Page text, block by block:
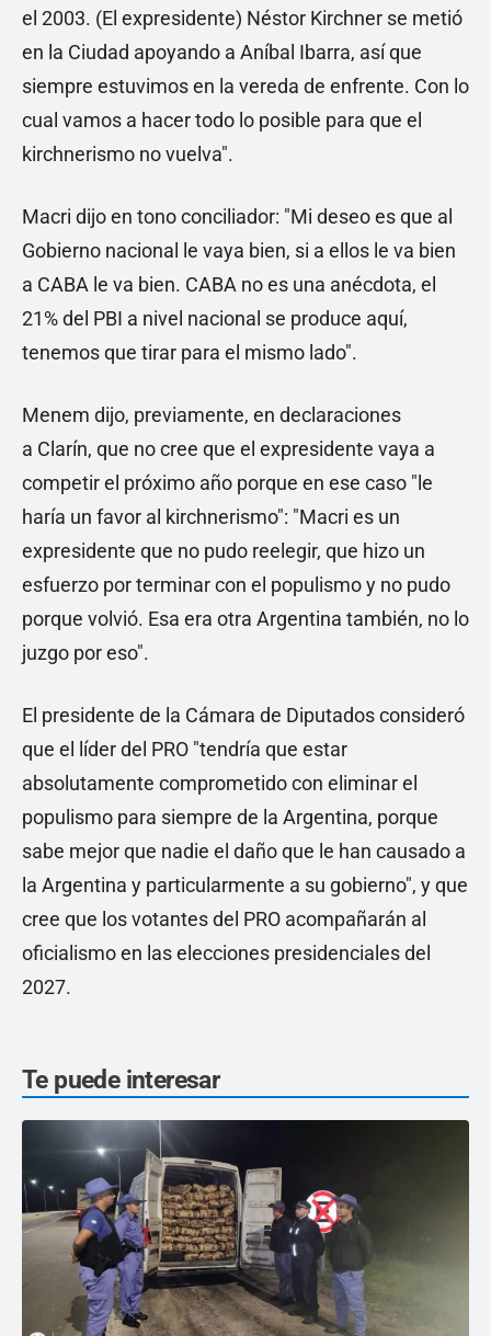
el 2003. (El expresidente) Néstor Kirchner se metió
en la Ciudad apoyando a Aníbal Ibarra, así que
siempre estuvimos en la vereda de enfrente. Con lo
cual vamos a hacer todo lo posible para que el
kirchnerismo no vuelva".
Macri dijo en tono conciliador: "Mi deseo es que al
Gobierno nacional le vaya bien, si a ellos le va bien
a CABA le va bien. CABA no es una anécdota, el
21% del PBI a nivel nacional se produce aquí,
tenemos que tirar para el mismo lado".
Menem dijo, previamente, en declaraciones
a Clarín, que no cree que el expresidente vaya a
competir el próximo año porque en ese caso "le
haría un favor al kirchnerismo": "Macri es un
expresidente que no pudo reelegir, que hizo un
esfuerzo por terminar con el populismo y no pudo
porque volvió. Esa era otra Argentina también, no lo
juzgo por eso".
El presidente de la Cámara de Diputados consideró
que el líder del PRO "tendría que estar
absolutamente comprometido con eliminar el
populismo para siempre de la Argentina, porque
sabe mejor que nadie el daño que le han causado a
la Argentina y particularmente a su gobierno", y que
cree que los votantes del PRO acompañarán al
oficialismo en las elecciones presidenciales del
2027.
Te puede interesar